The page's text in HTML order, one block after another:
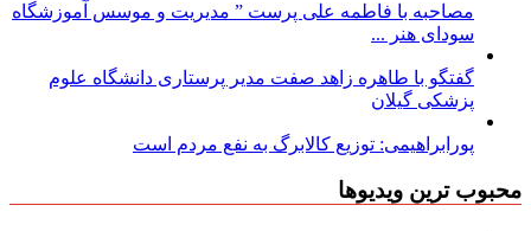
مصاحبه با فاطمه علی پرست ” مدیریت و موسس آموزشگاه
سودای هنر ...
گفتگو با طاهره زاهد صفت مدیر پرستاری دانشگاه علوم
پزشکی گیلان
پورابراهیمی: توزیع کالابرگ به نفع مردم است
محبوب ترین ویدیوها